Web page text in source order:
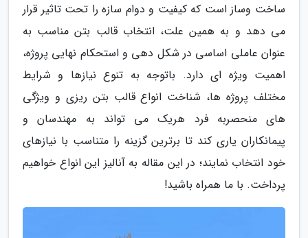
ساخت وساز است که کیفیت و دوام سازه را تحت تاثیر قرار
می دهد و به همین علت، انتخاب قالب بتن مناسب به
عنوان عاملی اساسی در شکل دهی و استحکام نهایی پروژه،
اهمیت ویژه ای دارد. باتوجه به تنوع نیازها و شرایط
مختلف پروژه ها، شناخت انواع قالب بتن ریزی و ویژگی
های منحصربه فرد هریک می تواند به مهندسان و
پیمانکاران یاری کند تا برترین گزینه را متناسب با نیازهای
خود انتخاب نمایند؛ در این مقاله به آنالیز این انواع خواهیم
پرداخت. با ما همراه باشید!